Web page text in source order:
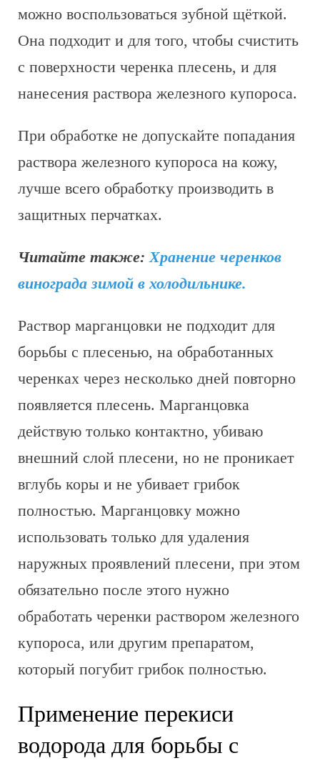
можно воспользоваться зубной щёткой.
Она подходит и для того, чтобы счистить
с поверхности черенка плесень, и для
нанесения раствора железного купороса.
При обработке не допускайте попадания
раствора железного купороса на кожу,
лучше всего обработку производить в
защитных перчатках.
Читайте также:Хранение черенков
винограда зимой в холодильнике.
Раствор марганцовки не подходит для
борьбы с плесенью, на обработанных
черенках через несколько дней повторно
появляется плесень. Марганцовка
действую только контактно, убиваю
внешний слой плесени, но не проникает
вглубь коры и не убивает грибок
полностью. Марганцовку можно
использовать только для удаления
наружных проявлений плесени, при этом
обязательно после этого нужно
обработать черенки раствором железного
купороса, или другим препаратом,
который погубит грибок полностью.
Применение перекиси
водорода для борьбы с